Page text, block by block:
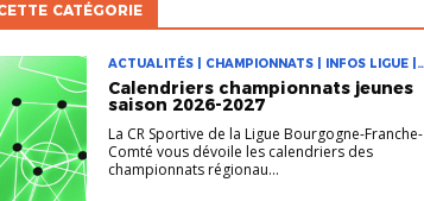
CATÉGORIE
ACTUALITÉS | CHAMPIONNATS | INFOS LIGUE |
JEUNES
Calendriers championnats jeunes
saison 2026-2027
La CR Sportive de la Ligue Bourgogne-Franche-
Comté vous dévoile les calendriers des
championnats régionau...